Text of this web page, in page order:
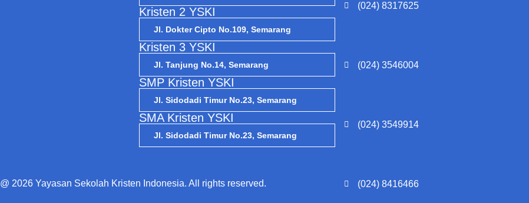
(024) 8317625
Kristen 2 YSKI
Jl. Dokter Cipto No.109, Semarang
(024) 3546004
Kristen 3 YSKI
Jl. Tanjung No.14, Semarang
(024) 3549914
SMP Kristen YSKI
Jl. Sidodadi Timur No.23, Semarang
(024) 8416466
SMA Kristen YSKI
Jl. Sidodadi Timur No.23, Semarang
@ 2026 Yayasan Sekolah Kristen Indonesia. All rights reserved.